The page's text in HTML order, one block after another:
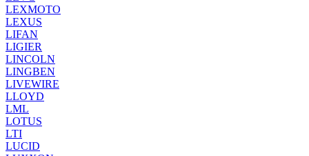
LEXMOTO
LEXUS
LIFAN
LIGIER
LINCOLN
LINGBEN
LIVEWIRE
LLOYD
LML
LOTUS
LTI
LUCID